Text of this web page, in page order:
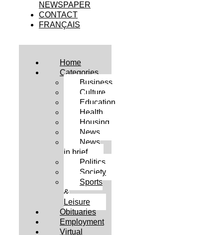
NEWSPAPER
CONTACT
FRANÇAIS
Home
Categories
Business
Culture
Education
Health
Housing
News
News
in brief
Politics
Society
Sports
&
Leisure
Obituaries
Employment
Virtual